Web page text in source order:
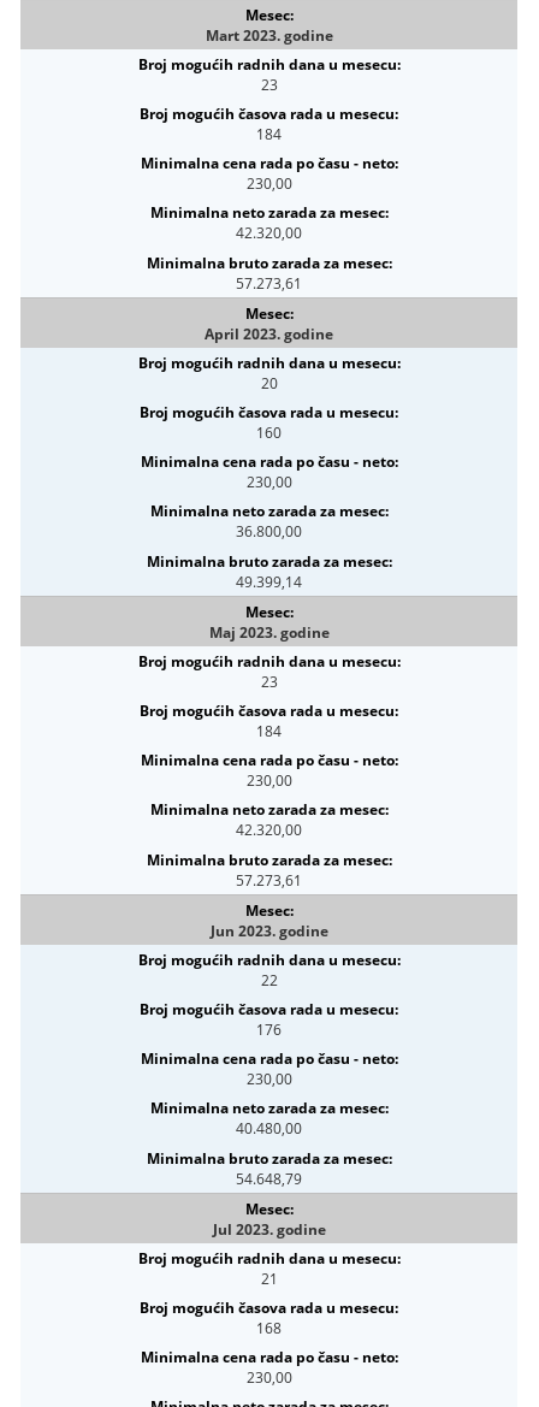
Mart 2023. godine
23
184
230,00
42.320,00
57.273,61
April 2023. godine
20
160
230,00
36.800,00
49.399,14
Maj 2023. godine
23
184
230,00
42.320,00
57.273,61
Jun 2023. godine
22
176
230,00
40.480,00
54.648,79
Jul 2023. godine
21
168
230,00